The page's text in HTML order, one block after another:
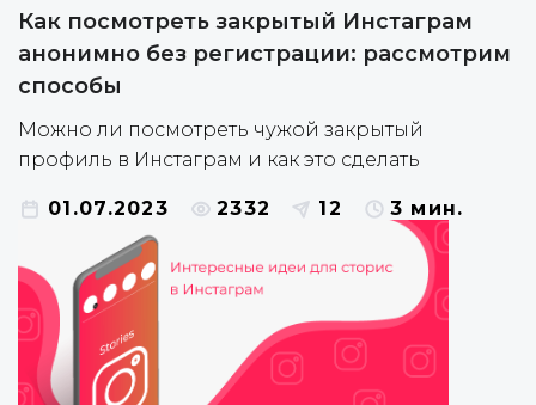
Как посмотреть закрытый Инстаграм
анонимно без регистрации: рассмотрим
способы
Можно ли посмотреть чужой закрытый
профиль в Инстаграм и как это сделать
01.07.2023 2332 12 3 мин.